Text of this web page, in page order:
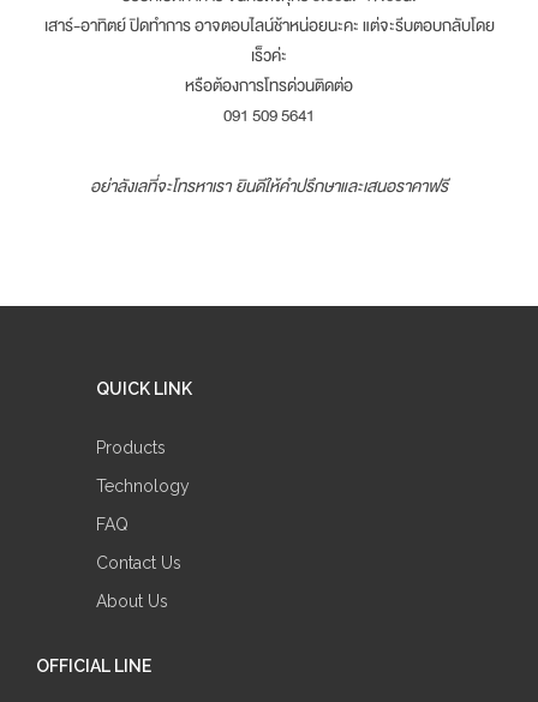
เสาร์-อาทิตย์ ปิดทำการ อาจตอบไลน์ช้าหน่อยนะคะ แต่จะรีบตอบกลับโดย
เร็วค่ะ
หรือต้องการโทรด่วนติดต่อ
091 509 5641
อย่าลังเลที่จะโทรหาเรา ยินดีให้คำปรึกษาและเสนอราคาฟรี
QUICK LINK
Products
Technology
FAQ
Contact Us
About Us
OFFICIAL LINE